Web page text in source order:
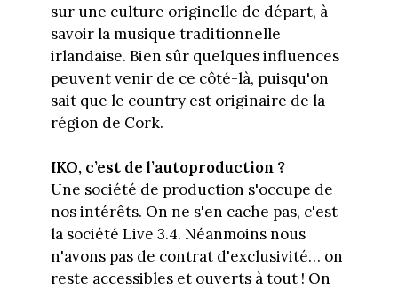
sur une culture originelle de départ, à
savoir la musique traditionnelle
irlandaise. Bien sûr quelques influences
peuvent venir de ce côté-là, puisqu'on
sait que le country est originaire de la
région de Cork.
IKO, c’est de l’autoproduction ?
Une société de production s'occupe de
nos intérêts. On ne s'en cache pas, c'est
la société Live 3.4. Néanmoins nous
n'avons pas de contrat d'exclusivité… on
reste accessibles et ouverts à tout ! On